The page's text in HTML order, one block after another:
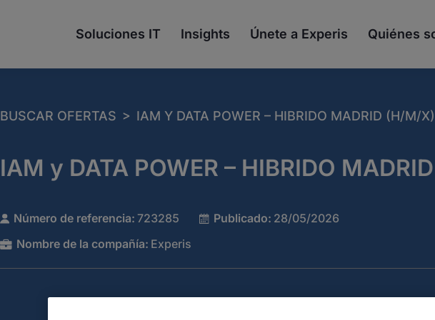
Soluciones IT Insights Únete a Experis Quiénes
BUSCAR OFERTAS > IAM Y DATA POWER – HIBRIDO MADRID (H/M/X)
IAM y DATA POWER – HIBRIDO
Número de referencia: 723285 Publicado: 28/05/2026
Nombre de la compañía: Experis